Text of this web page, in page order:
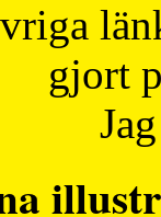
gjort